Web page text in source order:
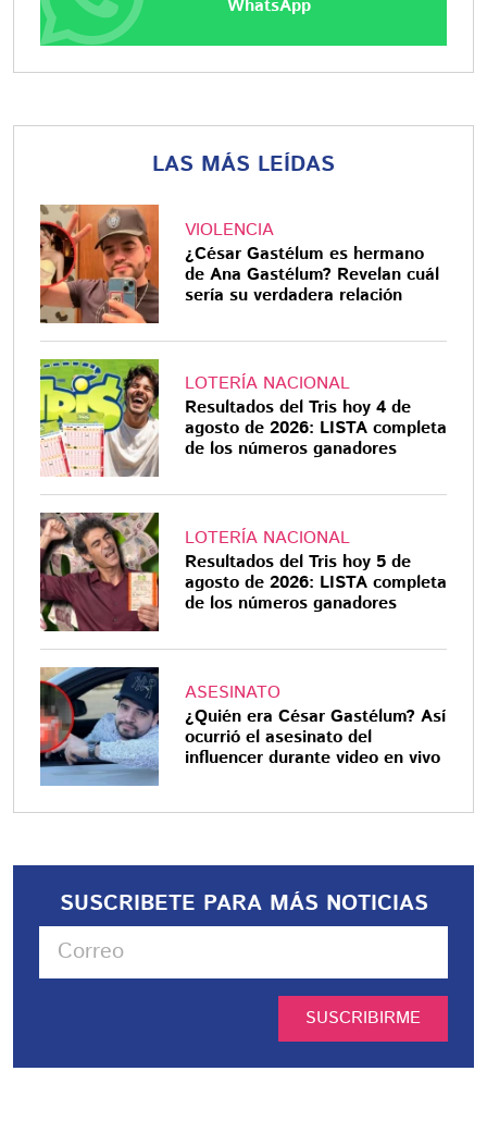
WhatsApp
LAS MÁS LEÍDAS
VIOLENCIA
¿César Gastélum es hermano
de Ana Gastélum? Revelan cuál
sería su verdadera relación
LOTERÍA NACIONAL
Resultados del Tris hoy 4 de
agosto de 2026: LISTA completa
de los números ganadores
LOTERÍA NACIONAL
Resultados del Tris hoy 5 de
agosto de 2026: LISTA completa
de los números ganadores
ASESINATO
¿Quién era César Gastélum? Así
ocurrió el asesinato del
influencer durante video en vivo
SUSCRIBETE PARA MÁS NOTICIAS
SUSCRIBIRME